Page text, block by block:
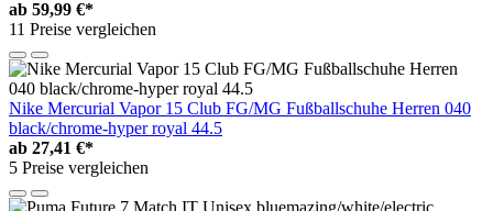
ab 59,99 €*
11 Preise vergleichen
Nike Mercurial Vapor 15 Club FG/MG Fußballschuhe Herren 040
black/chrome-hyper royal 44.5
ab 27,41 €*
5 Preise vergleichen